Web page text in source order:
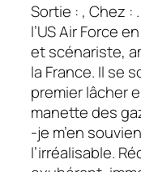
Sortie : , Chez :
l’US Air Force
et scénariste,
la France. Il se
premier lâcher
manette des
-je m’en
l’irréalisable.